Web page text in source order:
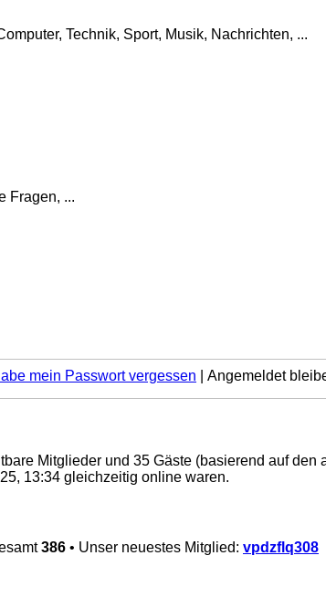
Technik, Sport, Musik, Nachrichten, ...
Fragen, ...
mein Passwort vergessen Angemeldet
Mitglieder und 35 Gäste (basierend auf den
13:34 gleichzeitig online waren.
386 • Unser neuestes Mitglied: vpdzflq308